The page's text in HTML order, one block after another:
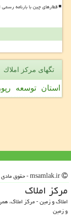
قطارهای چین با بارنامه
تگهای مركز املاك
استان توسعه
مركز املاك
املاک و زمین - مرکز املاک،
و زمین